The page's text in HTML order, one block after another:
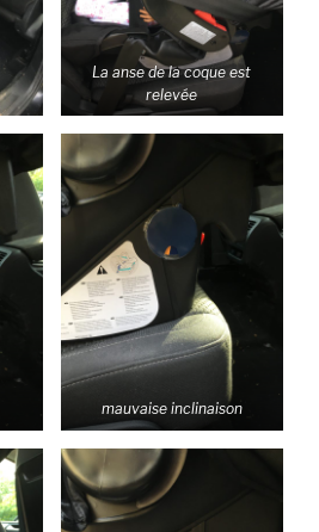
La anse de la coque est
relevée
mauvaise inclinaison